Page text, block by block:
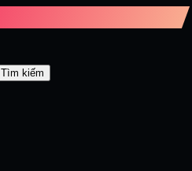
Tìm kiếm